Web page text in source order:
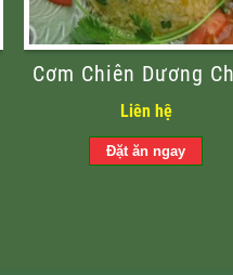
Cơm Chiên Dương
Liên hệ